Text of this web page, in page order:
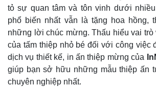
tỏ sự quan tâm và tôn vinh dưới
phổ biến nhất vẫn là tặng hoa hồng,
những lời chúc mừng. Thấu hiểu vai trò
của tấm thiệp nhỏ bé đối với công việc
dịch vụ thiết kế, in ấn thiệp mừng của
giúp bạn sở hữu những mẫu thiệp ấn
chuyên nghiệp nhất.